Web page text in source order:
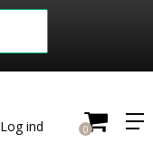
Log ind 0